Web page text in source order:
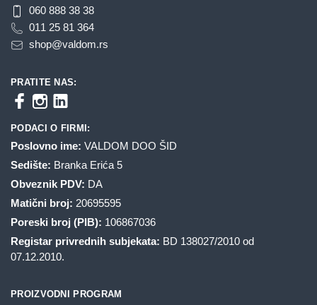
060 888 38 38
011 25 81 364
shop@valdom.rs
PRATITE NAS:
PODACI O FIRMI:
Poslovno ime: VALDOM DOO ŠID
Sedište: Branka Erića 5
Obveznik PDV: DA
Matični broj: 20695595
Poreski broj (PIB): 106867036
Registar privrednih subjekata: BD 138027/2010 od
07.12.2010.
PROIZVODNI PROGRAM